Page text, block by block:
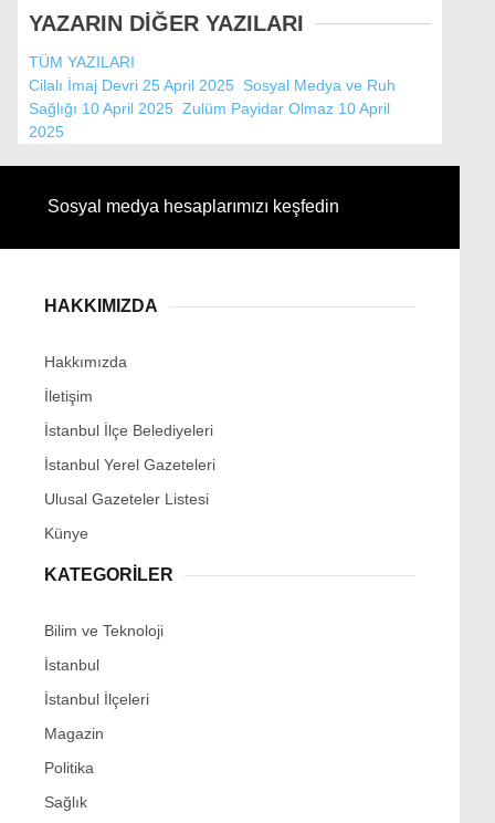
YAZARIN DİĞER YAZILARI
TÜM YAZILARI
Cilalı İmaj Devri 25 April 2025
Sosyal Medya ve Ruh
Sağlığı 10 April 2025 Zulüm Payidar Olmaz 10 April
2025
Sosyal medya hesaplarımızı keşfedin
HAKKIMIZDA
Hakkımızda
İletişim
İstanbul İlçe Belediyeleri
İstanbul Yerel Gazeteleri
Ulusal Gazeteler Listesi
Künye
KATEGORİLER
Bilim ve Teknoloji
İstanbul
İstanbul İlçeleri
Magazin
Politika
Sağlık